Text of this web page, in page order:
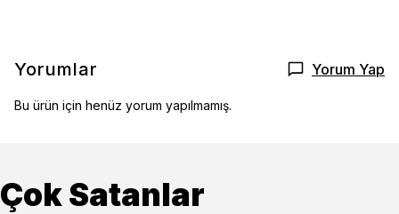
Yorumlar Yorum Yap
Bu ürün için henüz yorum yapılmamış.
Çok Satanlar